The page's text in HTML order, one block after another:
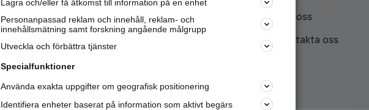
nya kunder och
samarbetspartners nära dig.
Läs mer här
Om oss
Kontakta oss
Lagra och/eller få åtkomst till information på en enhet
Personanpassad reklam och innehåll, reklam- och
innehållsmätning samt forskning angående målgrupp
Utveckla och förbättra tjänster
Specialfunktioner
Använda exakta uppgifter om geografisk positionering
Identifiera enheter baserat på information som aktivt begärs